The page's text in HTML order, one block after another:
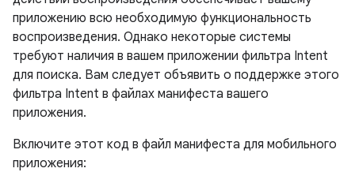
приложению всю необходимую функциональность
воспроизведения. Однако некоторые системы
требуют наличия в вашем приложении фильтра Intent
для поиска. Вам следует объявить о поддержке этого
фильтра Intent в файлах манифеста вашего
приложения.
Включите этот код в файл манифеста для мобильного
приложения: